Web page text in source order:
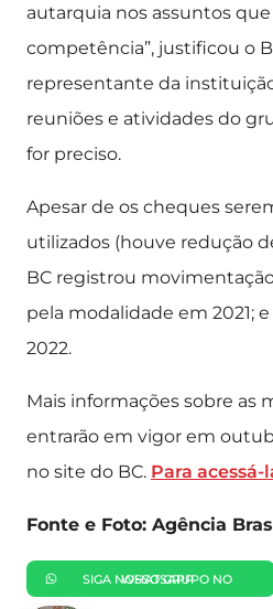
autarquia nos assuntos
competência”, justificou o
representante da
reuniões e atividades do
for preciso.
Apesar de os cheques
utilizados (houve redução
BC registrou
pela modalidade em 2021;
2022.
Mais informações sobre as
entrarão em vigor em
no site do BC. Para
Fonte e Foto: Agência
SIGA NOSSO GRUPO NO WHATSAPP